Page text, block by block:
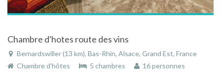
Chambre d'hotes route des vins
Bernardswiller (13 km), Bas-Rhin, Alsace, Grand Est, France
Chambre d'hôtes
5 chambres 16 personnes